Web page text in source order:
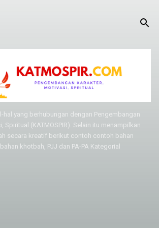
hal yang berhubungan dengan Pengembangan
Spiritual (KATMOSPIR). Selain itu menampilkan
secara kreatif berikut contoh contoh bahan
khotbah, PJJ dan PA-PA Kategorial